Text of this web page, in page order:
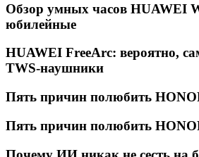
Обзор умных часов HUAWEI
юбилейные
HUAWEI FreeArc: вероятно,
TWS-наушники
Пять причин полюбить
Пять причин полюбить